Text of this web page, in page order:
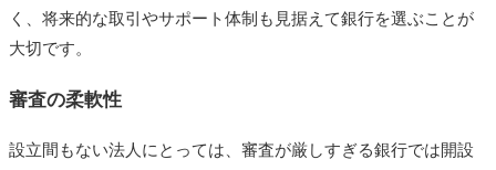
く、将来的な取引やサポート体制も見据えて銀行を選ぶことが
大切です。
審査の柔軟性
設立間もない法人にとっては、審査が厳しすぎる銀行では開設